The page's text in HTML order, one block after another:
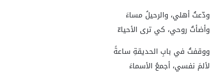
ودّعتُ أهلي، والرحيلُ مساءَ
وأضأتُ روحي، كي ترى الأحياءّ
ووقفتُ في بابِ الحديقةِ ساعةً
لألمَ نفسي، أجمعُ الأسماءَ